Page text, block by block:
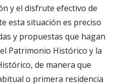
y el disfrute efectivo de
esta situación es preciso
y propuestas que hagan
Patrimonio Histórico y la
de manera que
o primera residencia